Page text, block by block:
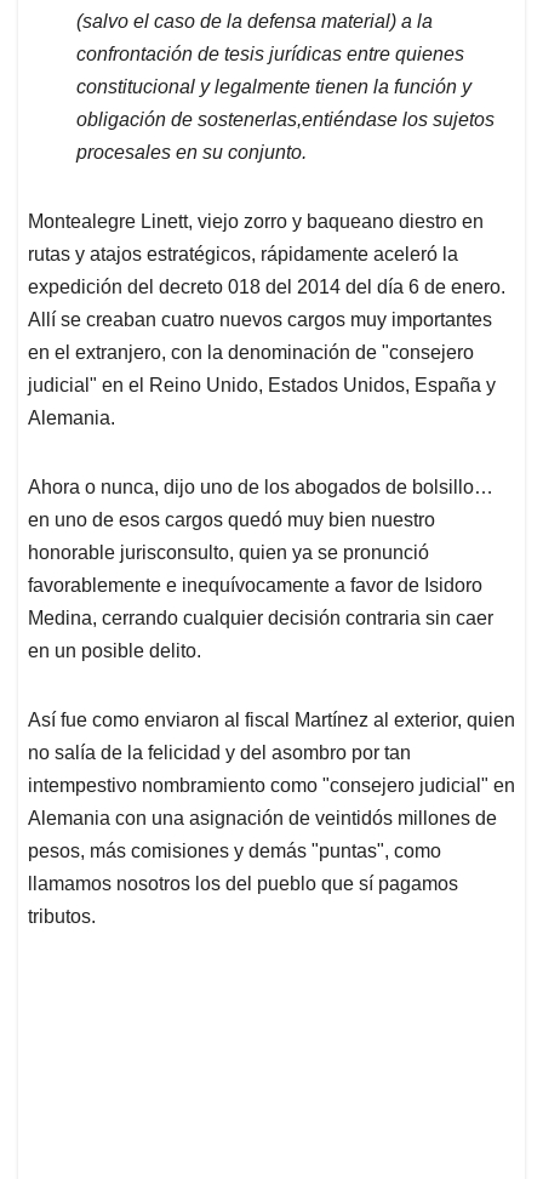
(salvo el caso de la defensa material) a la
confrontación de tesis jurídicas entre quienes
constitucional y legalmente tienen la función y
obligación de sostenerlas,entiéndase los sujetos
procesales en su conjunto.
Montealegre Linett, viejo zorro y baqueano diestro en
rutas y atajos estratégicos, rápidamente aceleró la
expedición del decreto 018 del 2014 del día 6 de enero.
Allí se creaban cuatro nuevos cargos muy importantes
en el extranjero, con la denominación de "consejero
judicial" en el Reino Unido, Estados Unidos, España y
Alemania.
Ahora o nunca, dijo uno de los abogados de bolsillo…
en uno de esos cargos quedó muy bien nuestro
honorable jurisconsulto, quien ya se pronunció
favorablemente e inequívocamente a favor de Isidoro
Medina, cerrando cualquier decisión contraria sin caer
en un posible delito.
Así fue como enviaron al fiscal Martínez al exterior, quien
no salía de la felicidad y del asombro por tan
intempestivo nombramiento como "consejero judicial" en
Alemania con una asignación de veintidós millones de
pesos, más comisiones y demás "puntas", como
llamamos nosotros los del pueblo que sí pagamos
tributos.